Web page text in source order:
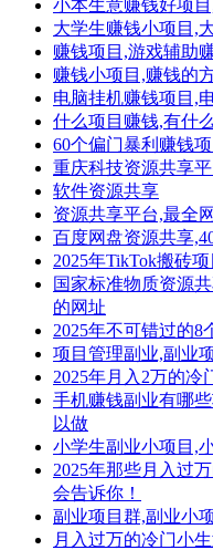
小本生意赚钱好项
大学生赚钱小项目,
赚钱项目,游戏辅助
赚钱小项目,赚钱的
电脑挂机赚钱项目,
什么项目赚钱,有什
60个偏门暴利赚钱
重庆科技资源共享
软件资源共享
资源共享平台,最全
百度网盘资源共享
2025年TikTok搬砖
国家标准物质资源
的网址
2025年不可错过的8
项目管理副业,副业
2025年月入2万的
手机赚钱副业有哪
以做
小学生副业小项目,
2025年那些月入过
会告诉你！
副业项目群,副业小
月入过万的冷门小